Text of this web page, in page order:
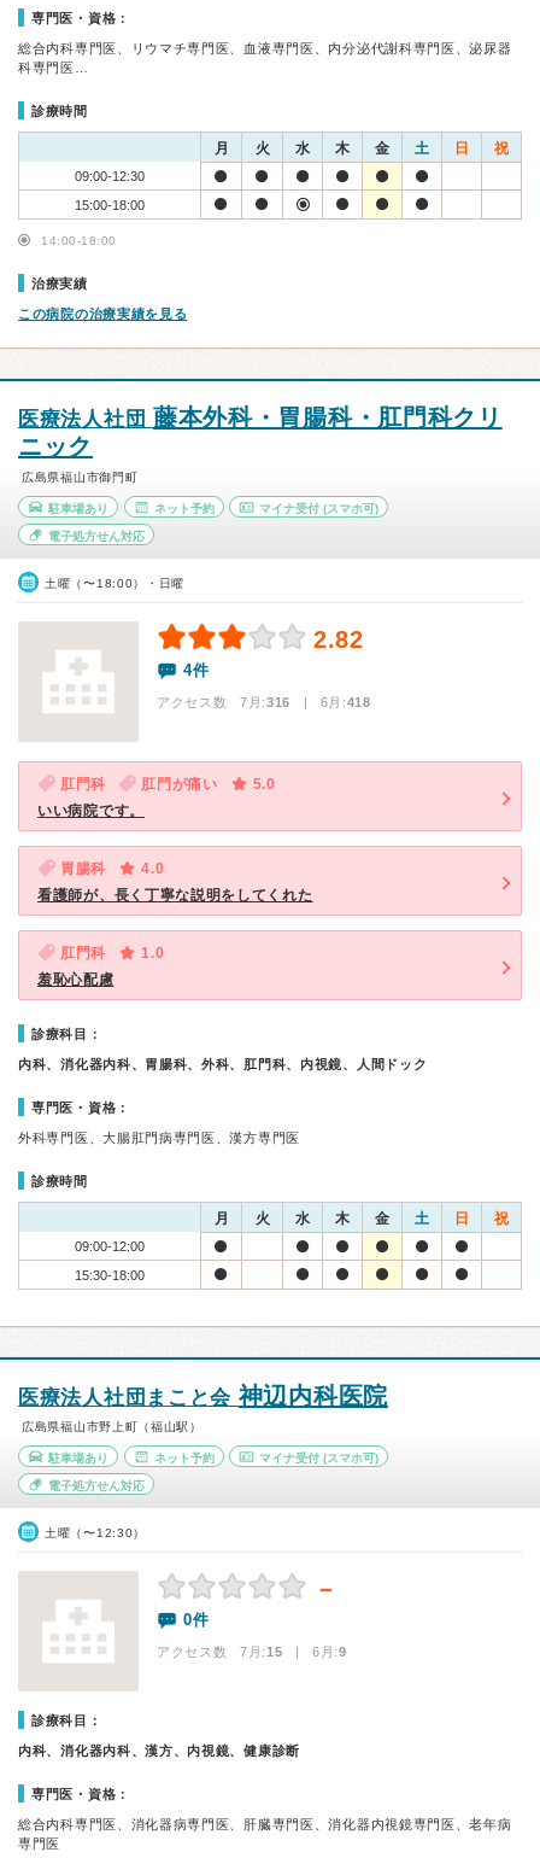
専門医・資格：
総合内科専門医、リウマチ専門医、血液専門医、内分泌代謝科専門医、泌尿器
科専門医…
診療時間
月 火 水 木 金 土 日 祝
09:00-12:30
15:00-18:00
14:00-18:00
治療実績
この病院の治療実績を見る
医療法人社団 藤本外科・胃腸科・肛門科クリ
ニック
広島県福山市御門町
駐車場あり ネット予約 マイナ受付 (スマホ可)
電子処方せん対応
土曜（〜18:00）・日曜
2.82
4件
アクセス数 7月:316 | 6月:418
肛門科 肛門が痛い
5.0
いい病院です。
胃腸科
4.0
看護師が、長く丁寧な説明をしてくれた
肛門科
1.0
羞恥心配慮
診療科目：
内科、消化器内科、胃腸科、外科、肛門科、内視鏡、人間ドック
専門医・資格：
外科専門医、大腸肛門病専門医、漢方専門医
診療時間
月 火 水 木 金 土 日 祝
09:00-12:00
15:30-18:00
医療法人社団まこと会神辺内科医院
広島県福山市野上町（福山駅）
駐車場あり ネット予約 マイナ受付 (スマホ可)
電子処方せん対応
土曜（〜12:30）
－
0件
アクセス数 7月:15 | 6月:9
診療科目：
内科、消化器内科、漢方、内視鏡、健康診断
専門医・資格：
総合内科専門医、消化器病専門医、肝臓専門医、消化器内視鏡専門医、老年病
専門医